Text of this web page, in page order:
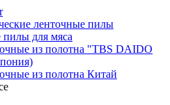
ленточные пилы
для мяса
из полотна "TBS DAIDO
из полотна Китай